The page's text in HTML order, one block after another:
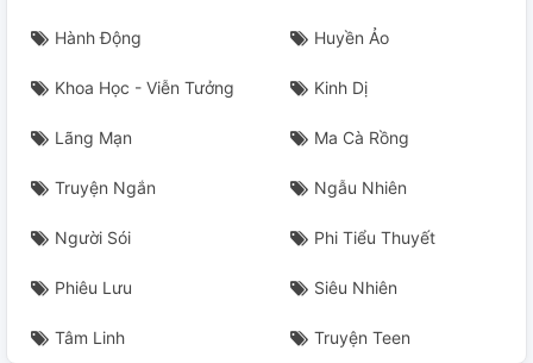
Hành Động Huyền Ảo
Khoa Học - Viễn Tưởng Kinh Dị
Lãng Mạn Ma Cà Rồng
Truyện Ngắn Ngẫu Nhiên
Người Sói Phi Tiểu Thuyết
Phiêu Lưu Siêu Nhiên
Tâm Linh Truyện Teen